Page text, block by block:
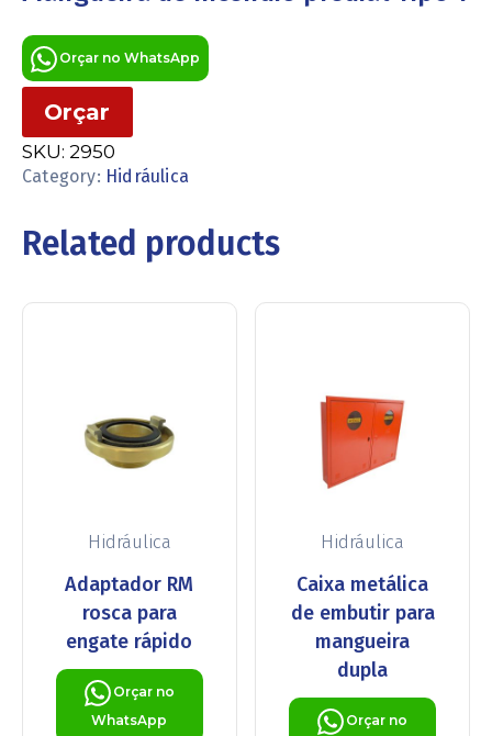
Orçar no WhatsApp
Orçar
SKU: 2950
Category: Hidráulica
Related products
Hidráulica
Adaptador RM
rosca para
engate rápido
Orçar no
WhatsApp
Hidráulica
Caixa metálica
de embutir para
mangueira
dupla
Orçar no